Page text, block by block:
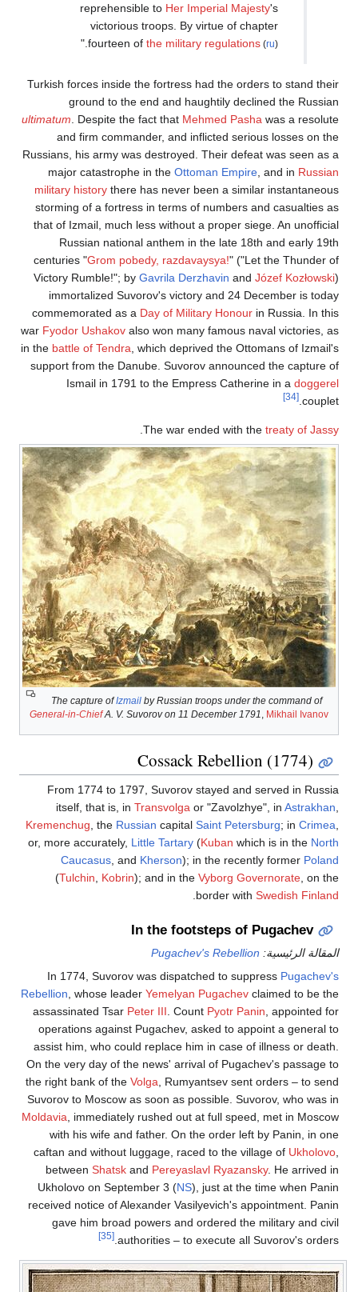
reprehensible to Her Imperial Majesty's
victorious troops. By virtue of chapter
fourteen of the military regulations (ru)
."
Turkish forces inside the fortress had the orders to stand their
ground to the end and haughtily declined the Russian
ultimatum . Despite the fact that Mehmed Pasha was a resolute
and firm commander, and inflicted serious losses on the
Russians, his army was destroyed. Their defeat was seen as a
major catastrophe in the Ottoman Empire , and in Russian
military history there has never been a similar instantaneous
storming of a fortress in terms of numbers and casualties as
that of Izmail, much less without a proper siege. An unofficial
Russian national anthem in the late 18th and early 19th
centuries "Grom pobedy, razdavaysya!" ("Let the Thunder of
Victory Rumble!"; by Gavrila Derzhavin and Józef Kozłowski)
immortalized Suvorov's victory and 24 December is today
commemorated as a Day of Military Honour in Russia. In this
war Fyodor Ushakov also won many famous naval victories, as
in the battle of Tendra , which deprived the Ottomans of Izmail's
support from the Danube. Suvorov announced the capture of
Ismail in 1791 to the Empress Catherine in a doggerel
couplet.
[34]
The war ended with the treaty of Jassy
The capture ofIzmailby Russian troops under the command of
General-in-ChiefA. V. Suvorov on 11 December 1791, Mikhail Ivanov
Cossack Rebellion (1774)
From 1774 to 1797, Suvorov stayed and served in Russia
itself, that is, in Transvolga or "Zavolzhye", in Astrakhan
Kremenchug , the Russian capital Saint Petersburg; in Crimea
or, more accurately, Little Tartary (Kuban which is in the North
Caucasus , and Kherson); in the recently former Poland
(Tulchin Kobrin); and in the Vyborg Governorate , on the
border with Swedish Finland
In the footsteps of Pugachev
المقالة الرئيسية: Pugachev's Rebellion
In 1774, Suvorov was dispatched to suppress Pugachev's
Rebellion , whose leader Yemelyan Pugachev claimed to be the
assassinated Tsar Peter III . Count Pyotr Panin , appointed for
operations against Pugachev, asked to appoint a general to
assist him, who could replace him in case of illness or death.
On the very day of the news' arrival of Pugachev's passage to
the right bank of the Volga , Rumyantsev sent orders – to send
Suvorov to Moscow as soon as possible. Suvorov, who was in
Moldavia , immediately rushed out at full speed, met in Moscow
with his wife and father. On the order left by Panin, in one
caftan and without luggage, raced to the village of Ukholovo
between Shatsk and Pereyaslavl Ryazansky. He arrived in
Ukholovo on September 3 (NS), just at the time when Panin
received notice of Alexander Vasilyevich's appointment. Panin
gave him broad powers and ordered the military and civil
authorities – to execute all Suvorov's orders.
[35]